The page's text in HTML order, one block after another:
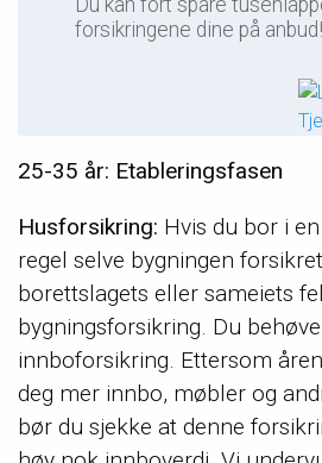
Du kan fort spare
forsikringene dine på anbud!
25-35 år: Etableringsfasen
Husforsikring: Hvis du bor i
regel selve bygningen
borettslagets eller sameiets
bygningsforsikring. Du
innboforsikring. Ettersom
deg mer innbo, møbler og
bør du sjekke at denne